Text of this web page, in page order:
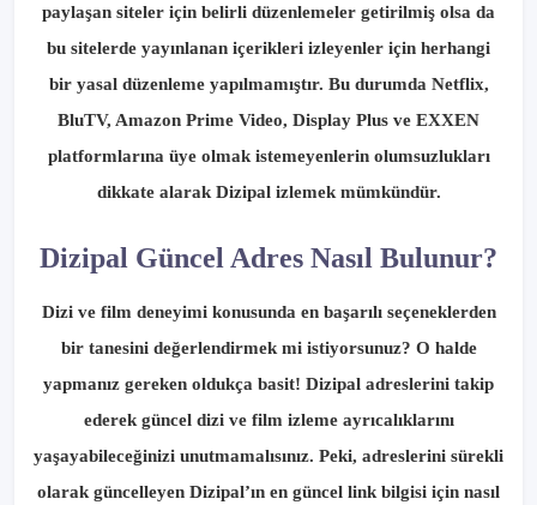
paylaşan siteler için belirli düzenlemeler getirilmiş olsa da
bu sitelerde yayınlanan içerikleri izleyenler için herhangi
bir yasal düzenleme yapılmamıştır. Bu durumda Netflix,
BluTV, Amazon Prime Video, Display Plus ve EXXEN
platformlarına üye olmak istemeyenlerin olumsuzlukları
dikkate alarak Dizipal izlemek mümkündür.
Dizipal Güncel Adres Nasıl Bulunur?
Dizi ve film deneyimi konusunda en başarılı seçeneklerden
bir tanesini değerlendirmek mi istiyorsunuz? O halde
yapmanız gereken oldukça basit! Dizipal adreslerini takip
ederek güncel dizi ve film izleme ayrıcalıklarını
yaşayabileceğinizi unutmamalısınız. Peki, adreslerini sürekli
olarak güncelleyen Dizipal’ın en güncel link bilgisi için nasıl